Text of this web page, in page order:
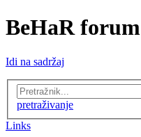
BeHaR forum
Idi na sadržaj
pretraživanje
Links